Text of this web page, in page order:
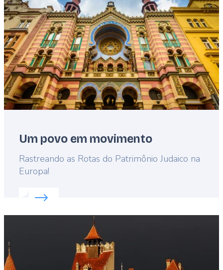
Um povo em movimento
Lead
Rastreando as Rotas do Patrimônio Judaico na
Europa!
Read more about: